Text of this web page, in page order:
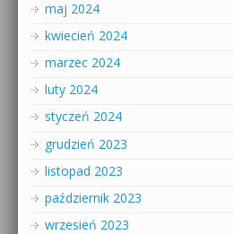
maj 2024
kwiecień 2024
marzec 2024
luty 2024
styczeń 2024
grudzień 2023
listopad 2023
październik 2023
wrzesień 2023